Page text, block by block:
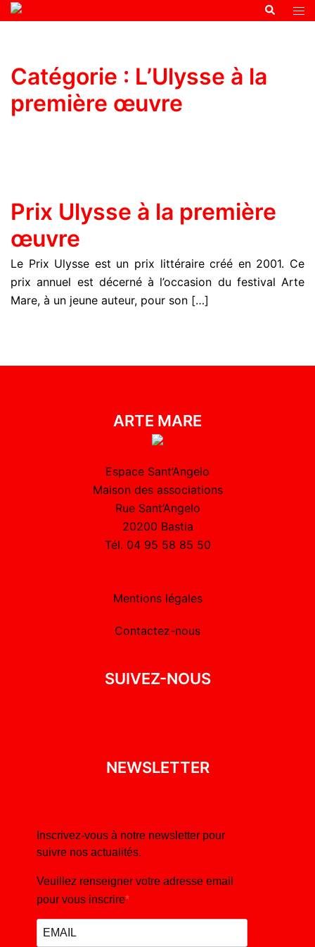
Catégorie : L’Ulysse à la
première œuvre
Prix Ulysse à la première
œuvre
Le Prix Ulysse est un prix littéraire créé en 2001. Ce
prix annuel est décerné à l’occasion du festival Arte
Mare, à un jeune auteur, pour son […]
ARTE MARE
Espace Sant’Angelo
Maison des associations
Rue Sant’Angelo
20200 Bastia
Tél. 04 95 58 85 50
Mentions légales
Contactez-nous
SUIVEZ-NOUS
NEWSLETTER
Inscrivez-vous à notre newsletter pour
suivre nos actualités.
Veuillez renseigner votre adresse email
pour vous inscrire